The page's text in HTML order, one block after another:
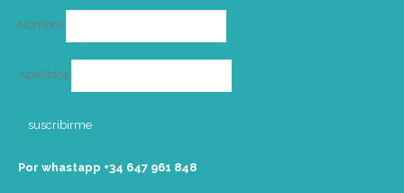
Nombre
Apellidos
Por whastapp +34 ‭647 961 848‬